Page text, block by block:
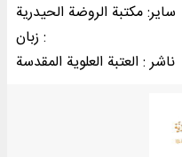
سایر: مکتبة الروضة الحیدریة
زبان :
ناشر : العتبة العلوية المقدسة